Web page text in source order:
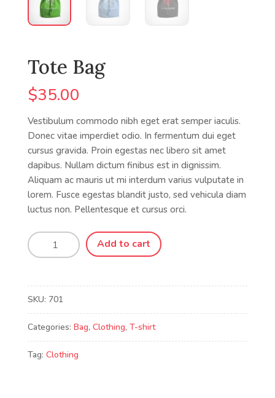
Tote Bag
$35.00
Vestibulum commodo nibh eget erat semper iaculis.
Donec vitae imperdiet odio. In fermentum dui eget
cursus gravida. Proin egestas nec libero sit amet
dapibus. Nullam dictum finibus est in dignissim.
Aliquam ac mauris ut mi interdum varius vulputate in
lorem. Fusce egestas blandit justo, sed vehicula diam
luctus non. Pellentesque et cursus orci.
Tote
Bag
Add to cart
SKU: 701
Categories: Bag, Clothing, T-shirt
Tag: Clothing